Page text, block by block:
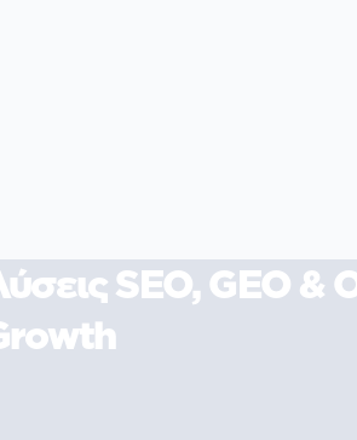
SEO, GEO &